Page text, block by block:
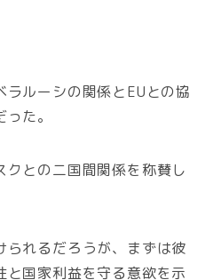
ルーシの関係とEUとの協
た。
クとの二国間関係を称賛し
られるだろうが、まずは彼
と国家利益を守る意欲を示